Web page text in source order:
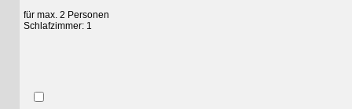
für max. 2 Personen
Schlafzimmer: 1